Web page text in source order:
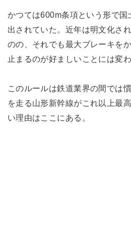
かつては600m条項という形で国
出されていた。近年は明文化さ
のの、それでも最大ブレーキを
止まるのが好ましいことには変わ
このルールは鉄道業界の間では
を走る山形新幹線がこれ以上最
い理由はここにある。